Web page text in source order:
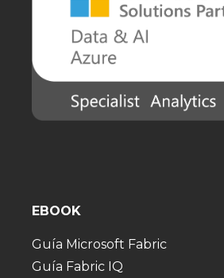
EBOOK
Guía Microsoft Fabric
Guía Fabric IQ